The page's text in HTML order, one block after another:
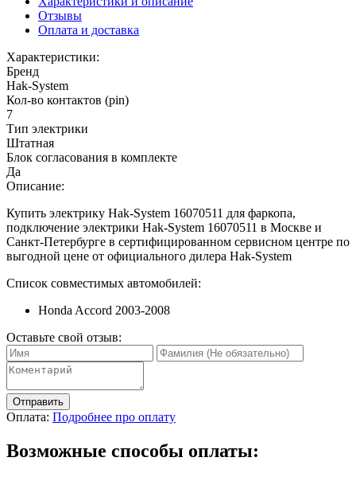
Отзывы
Оплата и доставка
Характеристики:
Бренд
Hak-System
Кол-во контактов (pin)
7
Тип электрики
Штатная
Блок согласования в комплекте
Да
Описание:
Купить электрику Hak-System 16070511 для фаркопа,
подключение электрики Hak-System 16070511 в Москве и
Санкт-Петербурге в сертифицированном сервисном центре по
выгодной цене от официального дилера Hak-System
Список совместимых автомобилей:
Honda Accord 2003-2008
Оставьте свой отзыв:
Отправить
Оплата: Подробнее про оплату
Возможные способы оплаты: